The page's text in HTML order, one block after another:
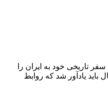
تاریخی خود به ایران را
یادآور شد که روابط